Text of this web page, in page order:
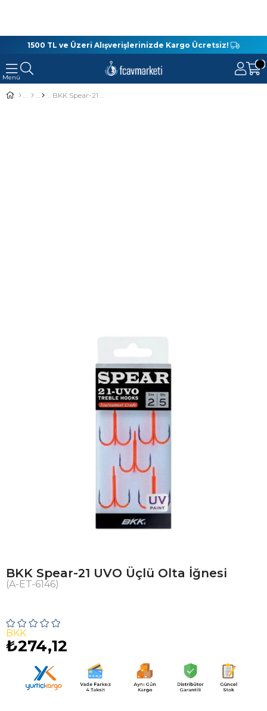
1500 TL ve Üzeri Alışverişlerinizde Kargo Ücretsiz!
BKK Spear-21 UVO Üçlü Olta İğnesi
BKK Spear-21 UVO Üçlü Olta İğnesi
(A-ET-6146)
BKK
₺274,12